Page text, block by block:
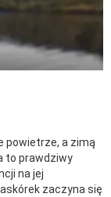
powietrze, a zimą
to prawdziwy
na jej
zaczyna się